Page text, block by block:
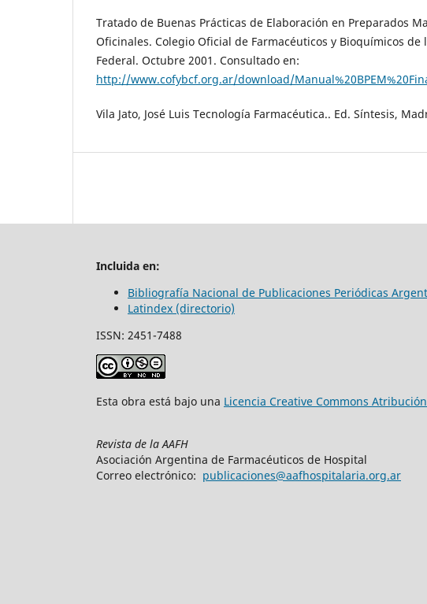
Tratado de Buenas Prácticas de Elaboración en Preparados
Oficinales. Colegio Oficial de Farmacéuticos y Bioquímicos de
Federal. Octubre 2001. Consultado en:
http://www.cofybcf.org.ar/download/
Vila Jato, José Luis Tecnología Farmacéutica.. Ed. Síntesis,
Incluida en:
Bibliografía Nacional de Publicaciones Periódicas
Latindex (directorio)
ISSN: 2451-7488
Esta obra está bajo una Licencia Creative Commons
Revista de la AAFH
Asociación Argentina de Farmacéuticos de Hospital
Correo electrónico: publicaciones@aafhospitalaria.org.ar